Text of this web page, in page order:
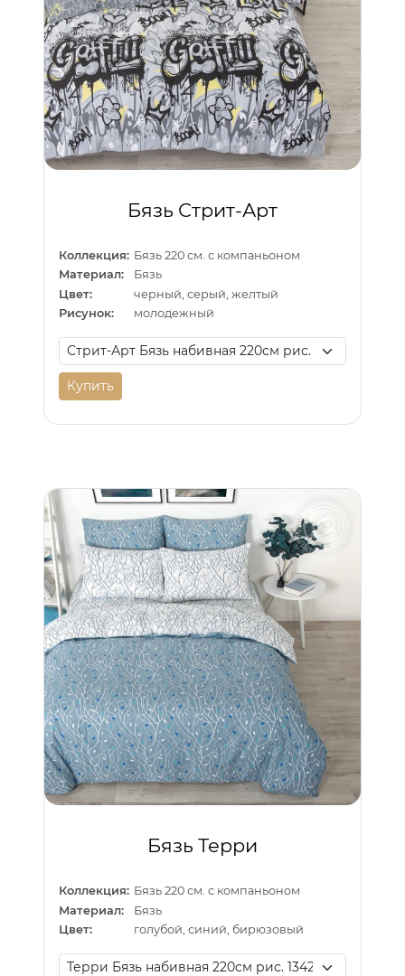
Бязь Стрит-Арт
Коллекция: Бязь 220 см. с компаньоном
Материал:
Бязь
Цвет:
черный, серый, желтый
Рисунок:
молодежный
Купить
Бязь Терри
Коллекция: Бязь 220 см. с компаньоном
Материал:
Бязь
Цвет:
голубой, синий, бирюзовый